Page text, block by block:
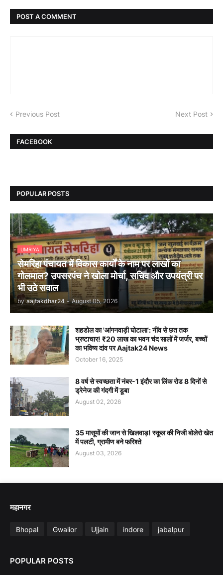
POST A COMMENT
Previous Post Next Post
FACEBOOK
POPULAR POSTS
UMRIYA
सेमरिहा पंचायत में विकास कार्यों के नाम पर लाखों का
गोलमाल? उपसरपंच ने खोला मोर्चा, सचिव और उपयंत्री पर
भी उठे सवाल
by aajtakdhar24 - August 05, 2026
शहडोल का 'आंगनवाड़ी घोटाला': नींव से छत तक
भ्रष्टाचार! ₹20 लाख का भवन चंद सालों में जर्जर, बच्चों
का भविष्य दांव पर Aajtak24 News
October 16, 2025
8 वर्ष से स्वच्छता में नंबर-1 इंदौर का लिंक रोड 8 दिनों से
ड्रेनेज की गंदगी में डूबा
August 02, 2026
35 मासूमों की जान से खिलवाड़! स्कूल की निजी बोलेरो खेत
में पलटी, ग्रामीण बने फरिश्ते
August 03, 2026
महानगर
Bhopal Gwalior Ujjain indore jabalpur
POPULAR POSTS